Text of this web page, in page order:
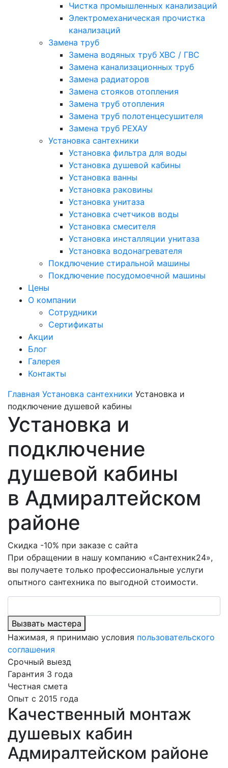
Чистка промышленных канализаций
Электромеханическая прочистка
канализаций
Замена труб
Замена водяных труб ХВС / ГВС
Замена канализационных труб
Замена радиаторов
Замена стояков отопления
Замена труб отопления
Замена труб полотенцесушителя
Замена труб РЕХАУ
Установка сантехники
Установка фильтра для воды
Установка душевой кабины
Установка ванны
Установка раковины
Установка унитаза
Установка счетчиков воды
Установка смесителя
Установка инсталляции унитаза
Установка водонагревателя
Покдлючение стиральной машины
Покдлючение посудомоечной машины
Цены
О компании
Сотрудники
Сертификаты
Акции
Блог
Галерея
Контакты
Главная Установка сантехники Установка и
подключение душевой кабины
Установка и
подключение
душевой кабины
в Адмиралтейском
районе
Скидка -10% при заказе с сайта
При обращении в нашу компанию «Сантехник24»,
вы получаете только профессиональные услуги
опытного сантехника по выгодной стоимости.
Вызвать мастера
Нажимая, я принимаю условия пользовательского
соглашения
Срочный выезд
Гарантия 3 года
Честная смета
Опыт с 2015 года
Качественный монтаж
душевых кабин
Адмиралтейском районе